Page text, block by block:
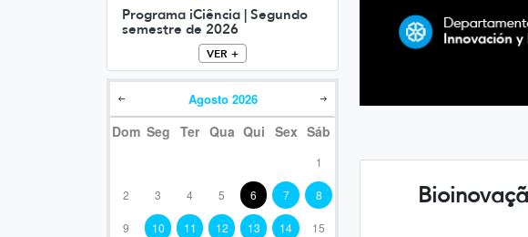
Programa iCiência | Segundo
semestre de 2026
VER +
Agosto 2026
Dom Seg Ter Qua Qui Sex Sáb
1
2 3 4 5 6 7 8
9 10 11 12 13 14 15